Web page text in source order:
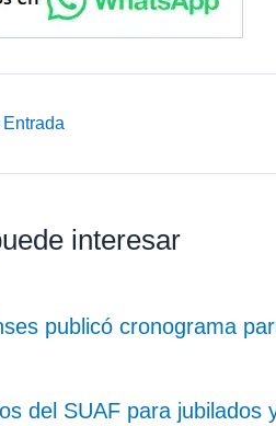
interesar
publicó cronograma
del SUAF para jubilados